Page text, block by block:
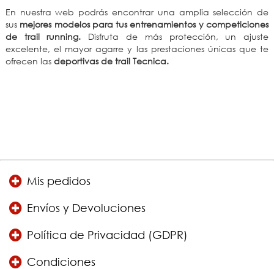
En nuestra web podrás encontrar una amplia selección de
sus mejores modelos para tus entrenamientos y competiciones
de trail running. Disfruta de más protección, un ajuste
excelente, el mayor agarre y las prestaciones únicas que te
ofrecen las deportivas de trail Tecnica.
Mis pedidos
Envíos y Devoluciones
Política de Privacidad (GDPR)
Condiciones